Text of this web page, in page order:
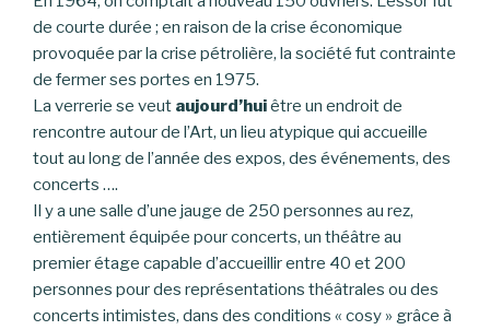
de courte durée ; en raison de la crise économique
provoquée par la crise pétrolière, la société fut contrainte
de fermer ses portes en 1975.
La verrerie se veut aujourd’huiêtre un endroit de
rencontre autour de l’Art, un lieu atypique qui accueille
tout au long de l’année des expos, des événements, des
concerts ….
Il y a une salle d’une jauge de 250 personnes au rez,
entièrement équipée pour concerts, un théâtre au
premier étage capable d’accueillir entre 40 et 200
personnes pour des représentations théâtrales ou des
concerts intimistes, dans des conditions « cosy » grâce à